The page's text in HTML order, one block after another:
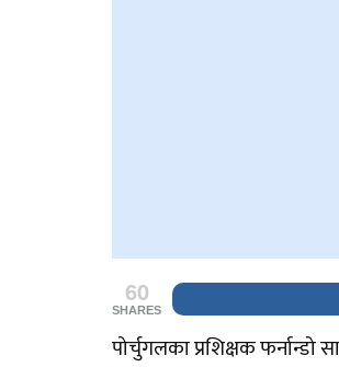
60
SHARES
पोर्चुगलका प्रशिक्षक फर्नान्डो